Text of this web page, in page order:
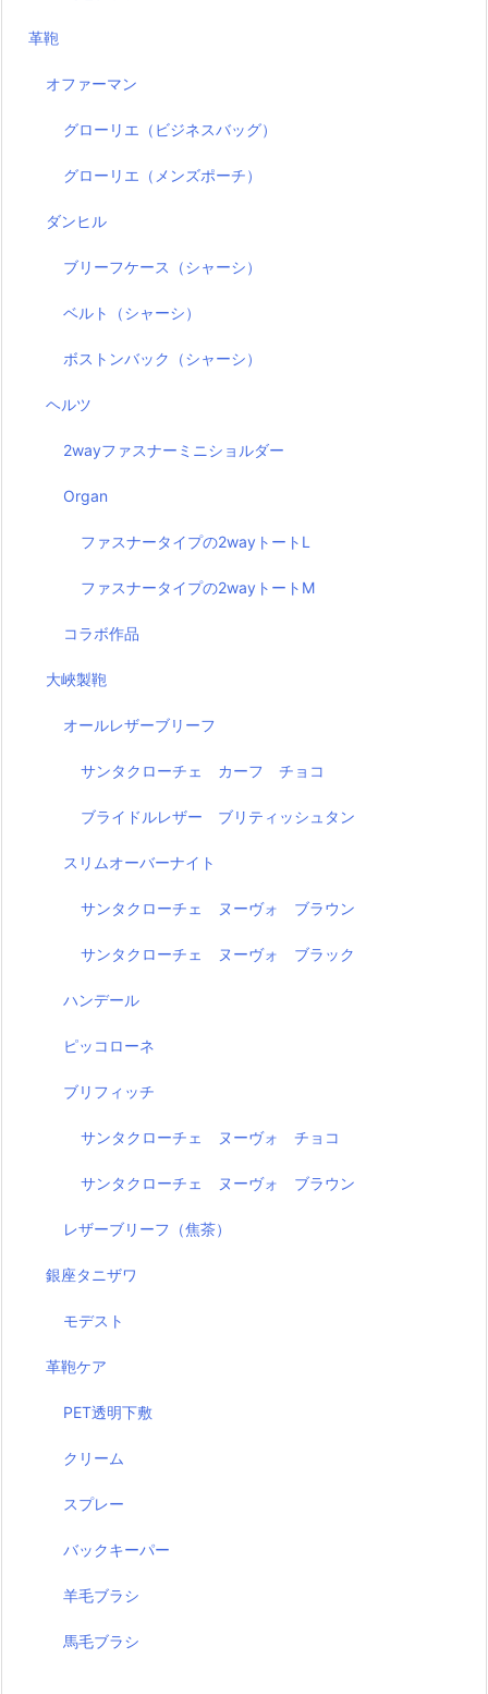
革鞄
オファーマン
グローリエ（ビジネスバッグ）
グローリエ（メンズポーチ）
ダンヒル
ブリーフケース（シャーシ）
ベルト（シャーシ）
ボストンバック（シャーシ）
ヘルツ
2wayファスナーミニショルダー
Organ
ファスナータイプの2wayトートL
ファスナータイプの2wayトートM
コラボ作品
大峽製鞄
オールレザーブリーフ
サンタクローチェ カーフ チョコ
ブライドルレザー ブリティッシュタン
スリムオーバーナイト
サンタクローチェ ヌーヴォ ブラウン
サンタクローチェ ヌーヴォ ブラック
ハンデール
ピッコローネ
ブリフィッチ
サンタクローチェ ヌーヴォ チョコ
サンタクローチェ ヌーヴォ ブラウン
レザーブリーフ（焦茶）
銀座タニザワ
モデスト
革鞄ケア
PET透明下敷
クリーム
スプレー
バックキーパー
羊毛ブラシ
馬毛ブラシ